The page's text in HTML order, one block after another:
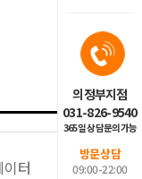
의정부지점
031-826-9540
365일 상담문의가능
방문상담
09:00-22:00
터